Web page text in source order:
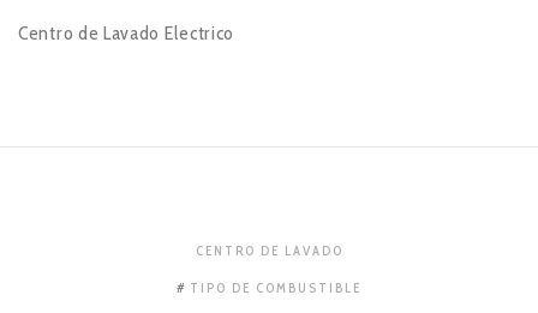
Centro de Lavado Electrico
CENTRO DE LAVADO
TIPO DE COMBUSTIBLE